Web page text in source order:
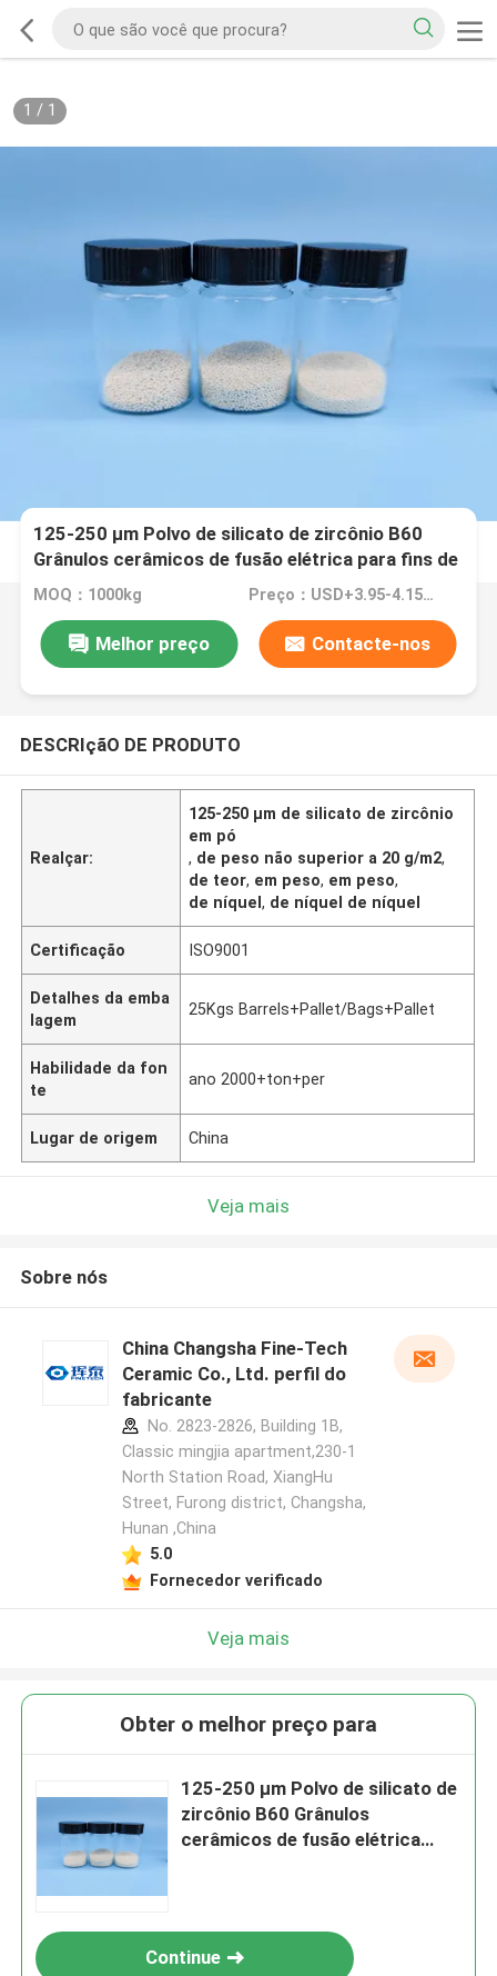
1 / 1
125-250 μm Polvo de silicato de zircônio B60
Grânulos cerâmicos de fusão elétrica para fins de
esfoliação
MOQ：1000kg Preço：USD+3.95-4.15+Kg
Melhor preço Contacte-nos
DESCRIçãO DE PRODUTO
Realçar:
125-250 μm de silicato de zircônio
em pó
, de peso não superior a 20 g/m2,
de teor, em peso, em peso,
de níquel, de níquel de níquel
Certificação ISO9001
Detalhes da emba
lagem
25Kgs Barrels+Pallet/Bags+Pallet
Habilidade da fon
te
ano 2000+ton+per
Lugar de origem China
Veja mais
Sobre nós
China Changsha Fine-Tech
Ceramic Co., Ltd. perfil do
fabricante
No. 2823-2826, Building 1B,
Classic mingjia apartment,230-1
North Station Road, XiangHu
Street, Furong district, Changsha,
Hunan ,China
5.0
Fornecedor verificado
Veja mais
Obter o melhor preço para
125-250 μm Polvo de silicato de
zircônio B60 Grânulos
cerâmicos de fusão elétrica
Continue